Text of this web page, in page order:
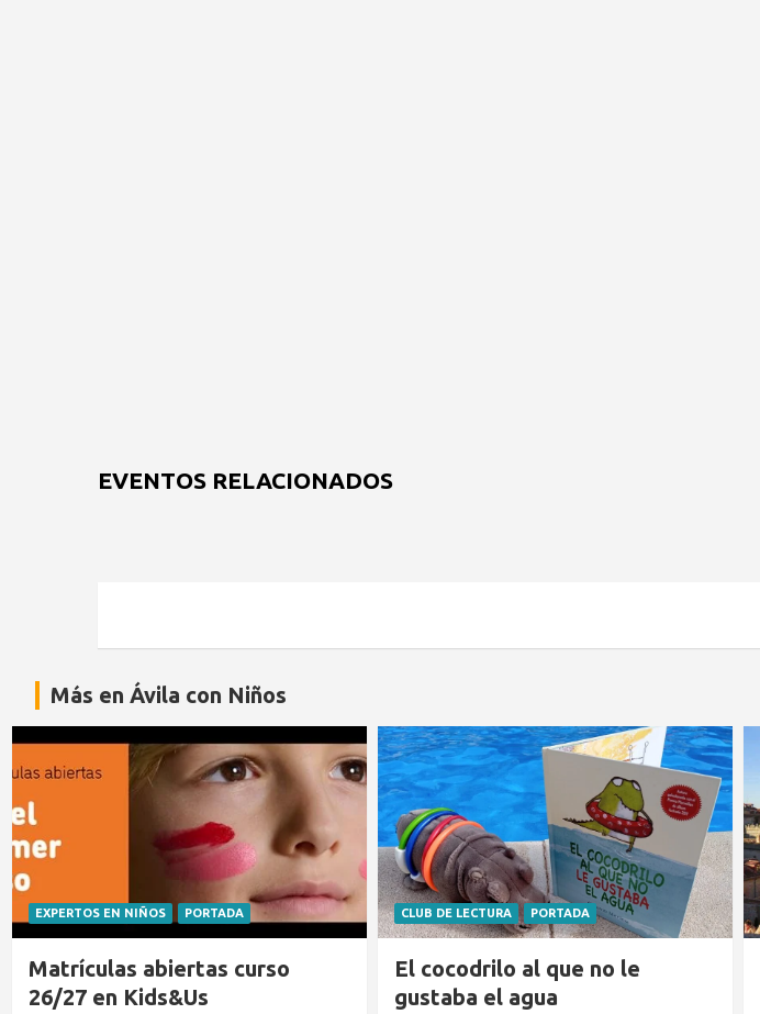
EVENTOS RELACIONADOS
Más en Ávila con Niños
EXPERTOS EN NIÑOS PORTADA
Matrículas abiertas curso
26/27 en Kids&Us
CLUB DE LECTURA PORTADA
El cocodrilo al que no le
gustaba el agua